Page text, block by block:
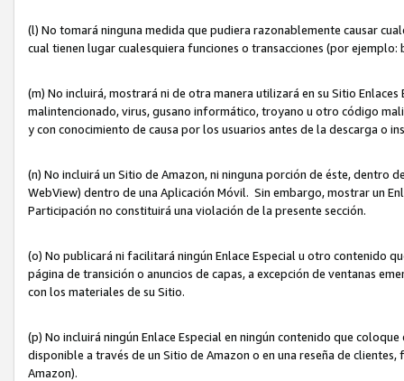
(l) No tomará ninguna medida que pudiera razonablemente causar
cual tienen lugar cualesquiera funciones o transacciones (por
(m) No incluirá, mostrará ni de otra manera utilizará en su Sitio
malintencionado, virus, gusano informático, troyano u otro código
y con conocimiento de causa por los usuarios antes de la descarga
(n) No incluirá un Sitio de Amazon, ni ninguna porción de éste,
WebView) dentro de una Aplicación Móvil. Sin embargo, mostrar un
Participación no constituirá una violación de la presente sección.
(o) No publicará ni facilitará ningún Enlace Especial u otro contenido
página de transición o anuncios de capas, a excepción de ventanas
con los materiales de su Sitio.
(p) No incluirá ningún Enlace Especial en ningún contenido que
disponible a través de un Sitio de Amazon o en una reseña de
Amazon).